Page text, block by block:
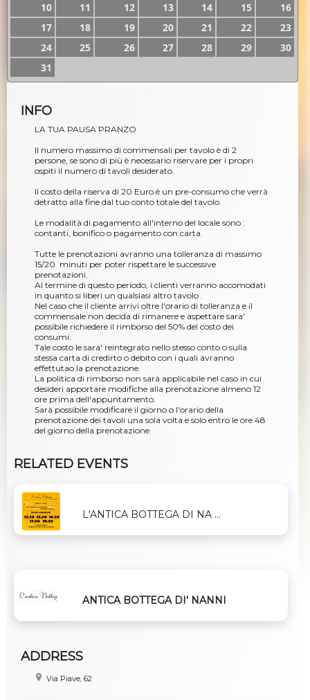
10
11 12 13 14 15
16
17
18 19 20 21 22
23
24
25 26 27 28 29
30
31
INFO
LA TUA PAUSA PRANZO
Il numero massimo di commensali per tavolo è di 2
persone, se sono di più è necessario riservare per i propri
ospiti il ​​numero di tavoli desiderato.
Il costo della riserva di 20 Euro è un pre-consumo che verrà
detratto alla fine dal tuo conto totale del tavolo.
Le modalità di pagamento all'interno del locale sono :
contanti, bonifico o pagamento con carta.
Tutte le prenotazioni avranno una tolleranza di massimo
15/20 minuti per poter rispettare le successive
prenotazioni.
Al termine di questo periodo, i clienti verranno accomodati
in quanto si liberi un qualsiasi altro tavolo .
Nel caso che il cliente arrivi oltre l'orario di tolleranza e il
commensale non decida di rimanere e aspettare sara'
possibile richiedere il rimborso del 50% del costo dei
consumi.
Tale costo le sara' reintegrato nello stesso conto o sulla
stessa carta di credirto o debito con i quali avranno
effettutao la prenotazione.
La politica di rimborso non sarà applicabile nel caso in cui
desideri apportare modifiche alla prenotazione almeno 12
ore prima dell'appuntamento.
Sarà possibile modificare il giorno o l'orario della
prenotazione dei tavoli una sola volta e solo entro le ore 48
del giorno della prenotazione.
RELATED EVENTS
L'ANTICA BOTTEGA DI NA ...
ANTICA BOTTEGA DI' NANNI
ADDRESS
Via Piave, 62